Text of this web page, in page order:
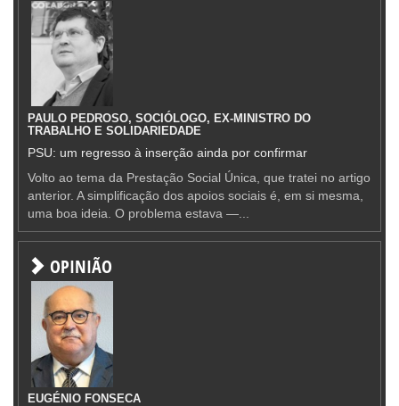
PAULO PEDROSO, SOCIÓLOGO, EX-MINISTRO DO
TRABALHO E SOLIDARIEDADE
PSU: um regresso à inserção ainda por confirmar
Volto ao tema da Prestação Social Única, que tratei no artigo
anterior. A simplificação dos apoios sociais é, em si mesma,
uma boa ideia. O problema estava —...
OPINIÃO
EUGÉNIO FONSECA